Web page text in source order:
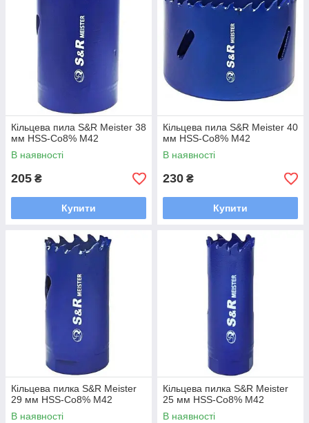
Кільцева пила S&R Meister 38
мм HSS-Co8% М42
В наявності
205 ₴
Купити
Кільцева пила S&R Meister 40
мм HSS-Co8% М42
В наявності
230 ₴
Купити
Кільцева пилка S&R Meister
29 мм HSS-Co8% М42
В наявності
Кільцева пилка S&R Meister
25 мм HSS-Co8% М42
В наявності